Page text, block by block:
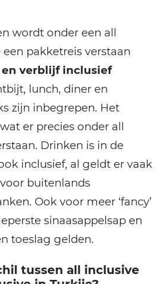
wordt onder een all
pakketreis verstaan
verblijf inclusief
lunch, diner en
zijn inbegrepen. Het
er precies onder all
Drinken is in de
inclusief, al geldt er vaak
buitenlands
Ook voor meer ‘fancy’
sinaasappelsap en
toeslag gelden.
tussen all inclusive